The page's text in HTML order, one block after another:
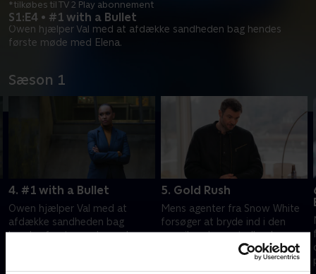
S1:E4 • #1 with a Bullet
Owen hjælper Val med at afdække sandheden bag hendes
første møde med Elena.
*tilkøbes til TV 2 Play abonnement
Sæson 1
4. #1 with a Bullet
Owen hjælper Val med at
afdække sandheden bag
hendes første møde med
5. Gold Rush
Mens agenter fra Snow White
forsøger at bryde ind i den
amerikanske centralbank,
kæmper Val mod uret for at
afværge et økonomisk kollaps.